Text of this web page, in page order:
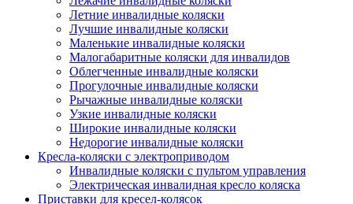
Летние инвалидные коляски
Лучшие инвалидные коляски
Маленькие инвалидные коляски
Малогабаритные коляски для инвалидов
Облегченные инвалидные коляски
Прогулочные инвалидные коляски
Рычажные инвалидные коляски
Узкие инвалидные коляски
Широкие инвалидные коляски
Недорогие инвалидные коляски
Кресла-коляски с электроприводом
Инвалидные коляски с пультом управления
Электрическая инвалидная кресло коляска
Приставки для кресел-колясок